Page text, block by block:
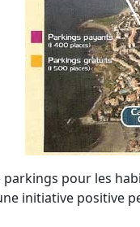
pour les
initiative positive